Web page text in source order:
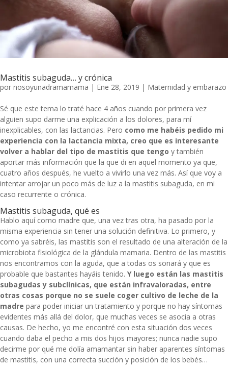
Mastitis subaguda… y crónica
por nosoyunadramamama | Ene 28, 2019 | Maternidad y embarazo
Sé que este tema lo traté hace 4 años cuando por primera vez
alguien supo darme una explicación a los dolores, para mí
inexplicables, con las lactancias. Pero como me habéis pedido mi
experiencia con la lactancia mixta, creo que es interesante
volver a hablar del tipo de mastitis que tengo y también
aportar más información que la que di en aquel momento ya que,
cuatro años después, he vuelto a vivirlo una vez más. Así que voy a
intentar arrojar un poco más de luz a la mastitis subaguda, en mi
caso recurrente o crónica.
Mastitis subaguda, qué es
Hablo aquí como madre que, una vez tras otra, ha pasado por la
misma experiencia sin tener una solución definitiva. Lo primero, y
como ya sabréis, las mastitis son el resultado de una alteración de la
microbiota fisiológica de la glándula mamaria. Dentro de las mastitis
nos encontramos con la aguda, que a todas os sonará y que es
probable que bastantes hayáis tenido. Y luego están las mastitis
subagudas y subclínicas, que están infravaloradas, entre
otras cosas porque no se suele coger cultivo de leche de la
madre para poder iniciar un tratamiento y porque no hay síntomas
evidentes más allá del dolor, que muchas veces se asocia a otras
causas. De hecho, yo me encontré con esta situación dos veces
cuando daba el pecho a mis dos hijos mayores; nunca nadie supo
decirme por qué me dolía amamantar sin haber aparentes síntomas
de mastitis, con una correcta succión y posición de los bebés…